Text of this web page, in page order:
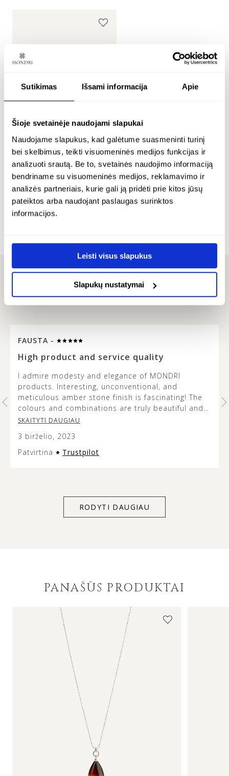
Sutikimas Išsami informacija Apie
Šioje svetainėje naudojami slapukai
Naudojame slapukus, kad galėtume suasmeninti turinį
bei skelbimus, teikti visuomeninės medijos funkcijas ir
analizuoti srautą. Be to, svetainės naudojimo informaciją
bendriname su visuomeninės medijos, reklamavimo ir
analizės partneriais, kurie gali ją pridėti prie kitos jūsų
pateiktos arba naudojant paslaugas surinktos
informacijos.
Leisti visus slapukus
Slapukų nustatymai
minimalistiniai
paauksuoti auskarai su
skaidriu 6 mm gintaru –
tiger
24K paauksuotas sidabras
ATSILIEPIMAI
FAUSTA -
High product and service quality
I admire modesty and elegance of MONDRI
products. Interesting, unconventional, and
meticulous amber stone finish is fascinating! The
colours and combinations are truly beautiful and
it’s lovely to see how the metal design does not
jewellery is versatile and modern looking, and the
presentation of it is very aesthetic so it can make
SKAITYTI DAUGIAU
3 birželio, 2023
Patvirtina
Trustpilot
RODYTI DAUGIAU
PANAŠŪS PRODUKTAI